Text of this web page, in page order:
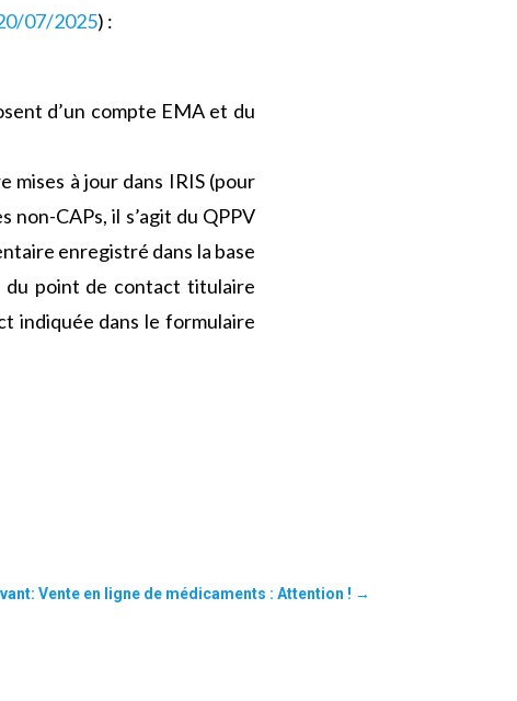
07/2025) :
d’un compte EMA et du
à jour dans IRIS (pour
non-CAPs, il s’agit du QPPV
enregistré dans la base
du point de contact titulaire
indiquée dans le formulaire
Vente en ligne de médicaments : Attention ! →